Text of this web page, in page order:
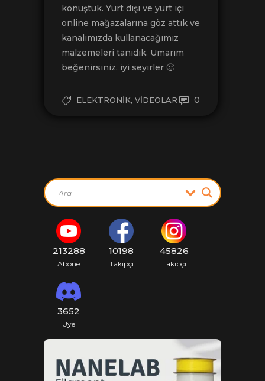
konuştuk. Yurt dışı ve yurt içi
online mağazalarına göz attık ve
kanalımızda kullanacağımız
malzemeleri tanıdık. Umarım
beğenirsiniz, iyi seyirler 🙂
ELEKTRONIK, VIDEOLAR 0
213288
Abone
10198
Takipçi
45826
Takipçi
3652
Üye